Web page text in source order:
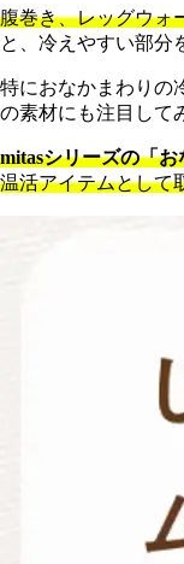
腹巻き、レッグウォ
と、冷えやすい部分
特におなかまわりの
の素材にも注目して
mitasシリーズの「
温活アイテムとして